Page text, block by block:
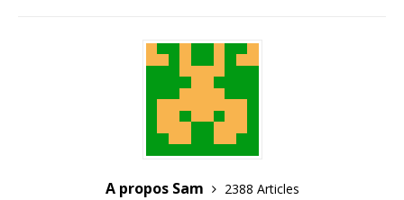
A propos Sam
2388 Articles